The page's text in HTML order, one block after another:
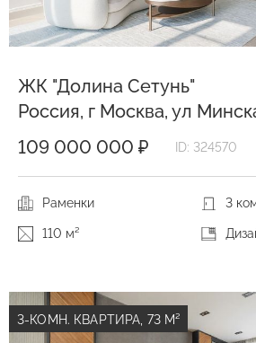
ЖК "Долина Сетунь"
Россия, г Москва, ул
109 000 000 ₽
ID: 324570
Раменки 3
110 м²
3-КОМН. КВАРТИРА, 73 М²